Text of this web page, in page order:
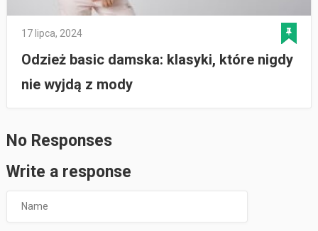
17 lipca, 2024
Odzież basic damska: klasyki, które nigdy
nie wyjdą z mody
No Responses
Write a response